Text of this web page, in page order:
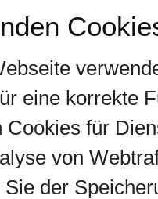
eine korrekte
Cookies für
von
der